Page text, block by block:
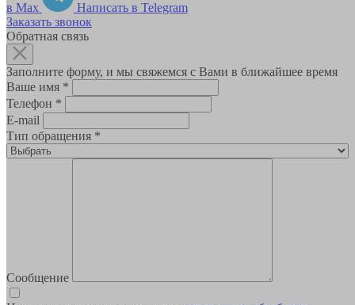
в Max
Написать в Telegram
Заказать звонок
Обратная связь
Заполните форму, и мы свяжемся с Вами в ближайшее время
Ваше имя *
Телефон *
E-mail
Тип обращения *
Сообщение